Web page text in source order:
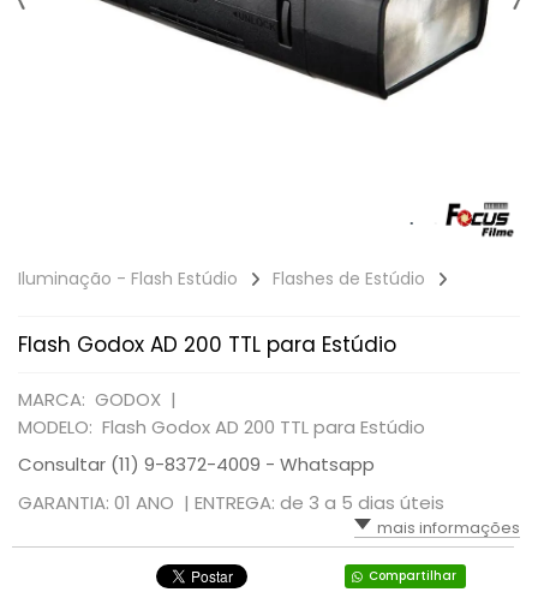
Iluminação - Flash Estúdio Flashes de Estúdio
Flash Godox AD 200 TTL para Estúdio
MARCA: GODOX |
MODELO: Flash Godox AD 200 TTL para Estúdio
Consultar (11) 9-8372-4009 - Whatsapp
GARANTIA: 01 ANO | ENTREGA: de 3 a 5 dias úteis
mais informações
Compartilhar